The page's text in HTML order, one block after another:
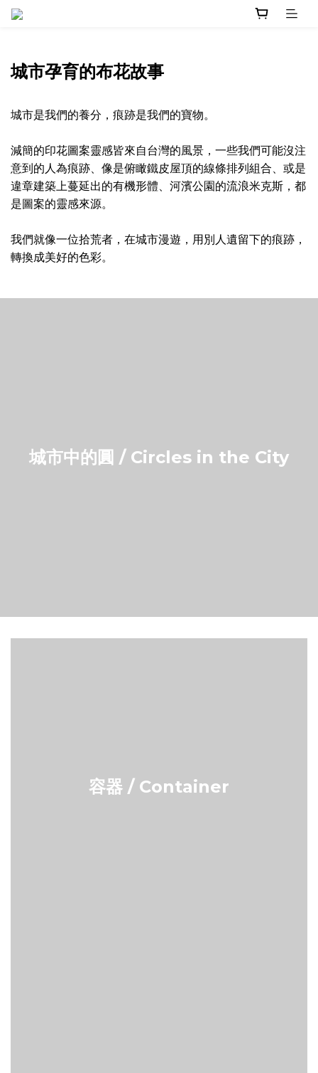
城市孕育的布花故事
城市是我們的養分，痕跡是我們的寶物。
減簡的印花圖案靈感皆來自台灣的風景，一些我們可能沒注
意到的人為痕跡、像是俯瞰鐵皮屋頂的線條排列組合、或是
違章建築上蔓延出的有機形體、河濱公園的流浪米克斯，都
是圖案的靈感來源。
我們就像一位拾荒者，在城市漫遊，用別人遺留下的痕跡，
轉換成美好的色彩。
城市中的圓 / Circles in the City
容器 / Container